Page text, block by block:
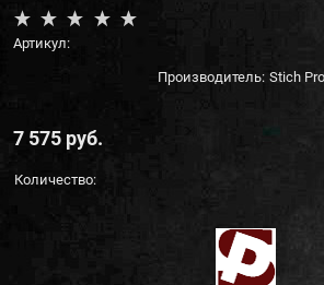
Артикул:
Производитель: Stich
7 575 руб.
Количество: